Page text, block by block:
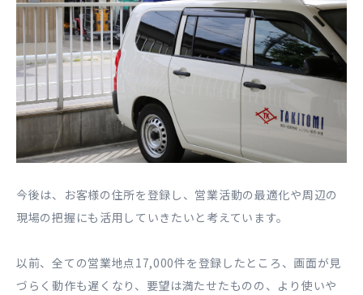
今後は、お客様の住所を登録し、営業活動の最適化や周辺の
現場の把握にも活用していきたいと考えています。
以前、全ての営業地点17,000件を登録したところ、画面が見
づらく動作も遅くなり、要望は満たせたものの、より使いや